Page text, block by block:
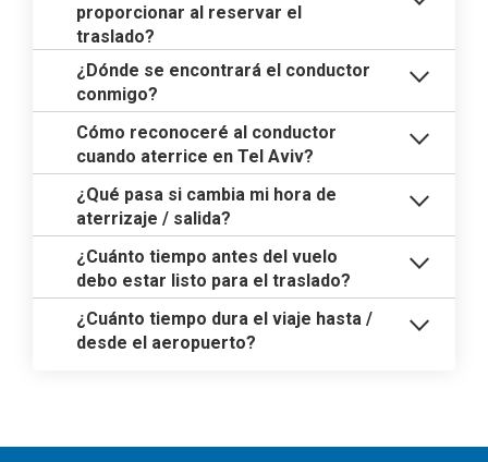
proporcionar al reservar el
traslado?
¿Dónde se encontrará el conductor
conmigo?
Cómo reconoceré al conductor
cuando aterrice en Tel Aviv?
¿Qué pasa si cambia mi hora de
aterrizaje / salida?
¿Cuánto tiempo antes del vuelo
debo estar listo para el traslado?
¿Cuánto tiempo dura el viaje hasta /
desde el aeropuerto?